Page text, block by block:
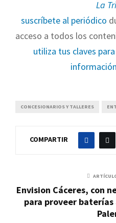
La
suscríbete al periódico
acceso a todos los
utiliza tus claves
CONCESIONARIOS Y TALLERES
COMPARTIR
Envision Cáceres, con
para proveer